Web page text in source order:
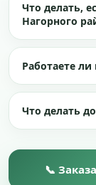
Что делать,
Нагорного
Работаете
Что делать
📞